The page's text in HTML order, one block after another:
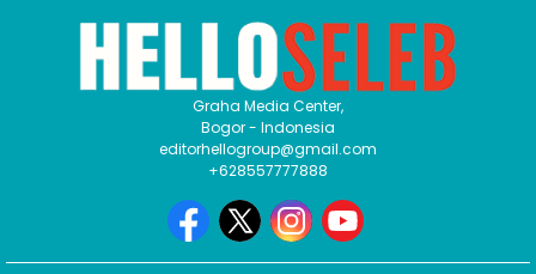
Graha Media Center,
Bogor - Indonesia
editorhellogroup@gmail.com
+628557777888